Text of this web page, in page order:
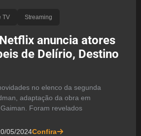
TV Streaming
anuncia atores
de Delírio, Destino
no elenco da segunda
adaptação da obra em
Foram revelados
05/2024Confira